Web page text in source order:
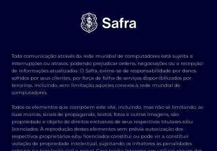
Toda comunicação através da rede mundial de computadores está sujeita a
interrupções ou atrasos, podendo prejudicar ordens, negociações ou a recepção
de informações atualizadas. O Safra, exime-se de responsabilidade por danos
sofridos por seus clientes, por força de falha de serviços disponibilizados por
terceiros, incluindo, sem limitação aqueles conexos à rede mundial de
computadores.
Todos os elementos que compõem este site, incluindo, mas não se limitando, as
suas marcas, sinais de propaganda, textos, fotos e outras imagens, são
propriedade e objeto de direitos exclusivos de seus respectivos titulares e/ou
licenciados. A reprodução destes elementos sem prévia autorização dos
respectivos proprietários e/ou licenciados constitui ou pode vir a constituir
violação de propriedade intelectual, sujeitando os infratores às penalidades